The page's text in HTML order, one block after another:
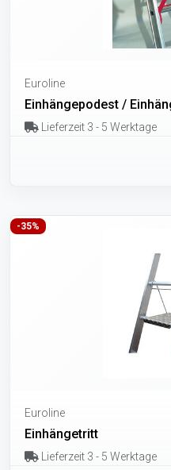
Euroline
Einhängepodest /
Lieferzeit 3 - 5 Werktage
-35%
Euroline
Einhängetritt
Lieferzeit 3 - 5 Werktage